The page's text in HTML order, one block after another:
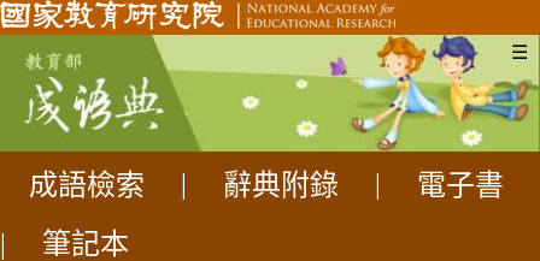
☰
成語檢索 辭典附錄
電子書
|
筆記本